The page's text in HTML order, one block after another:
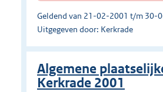
Geldend van 21-02-2001 t/m 30-
Uitgegeven door: Kerkrade
Algemene
Kerkrade 2001